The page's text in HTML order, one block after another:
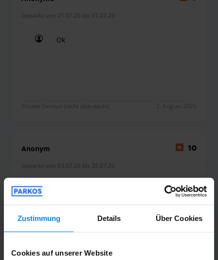
Zustimmung Details Über Cookies
Cookies auf unserer Website
Geparkt von 21.07.26 bis 31.07.26
Ok
Shuttle-Service (nicht überdacht) 2. August 2026
Anonym 10
Geparkt von 03.07.26 bis 25.07.26
Alles zu meiner vollsten Zufriedenheit
Shuttle-Service (nicht überdacht)